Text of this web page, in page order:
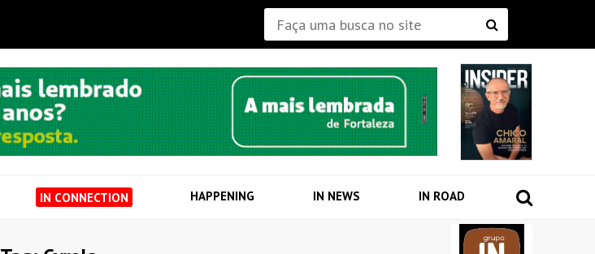
IN CONNECTION HAPPENING IN NEWS IN ROAD